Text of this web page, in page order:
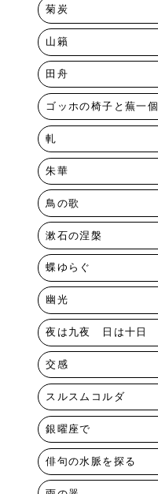
菊炭
山籟
田舟
ゴッホの椅子と蕪一個
軋
朱華
鳥の歌
漱石の涅槃
蝶ゆらぐ
幽光
夜は九夜 日は十日
交感
スルスムコルダ
銀曜座で
俳句の水脈を探る